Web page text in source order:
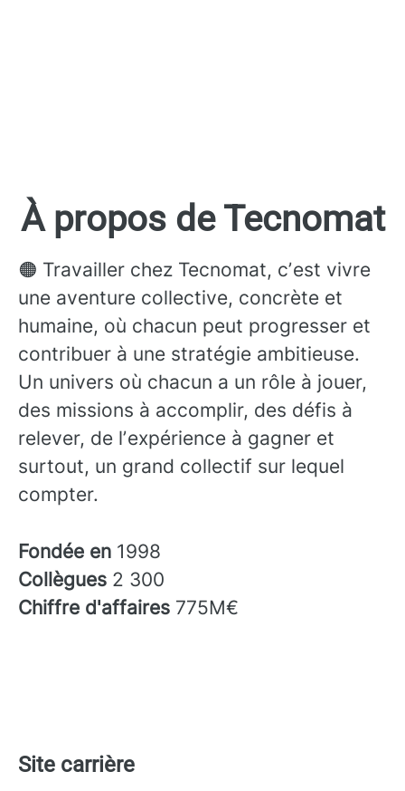
À propos de Tecnomat
🟠 Travailler chez Tecnomat, cʼest vivre
une aventure collective, concrète et
humaine, où chacun peut progresser et
contribuer à une stratégie ambitieuse.
Un univers où chacun a un rôle à jouer,
des missions à accomplir, des défis à
relever, de lʼexpérience à gagner et
surtout, un grand collectif sur lequel
compter.
Fondée en 1998
Collègues 2 300
Chiffre d'affaires 775M€
Site carrière